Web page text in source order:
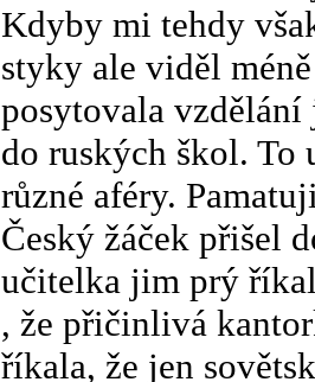
Kdyby mi tehdy
styky ale viděl
posytovala
do ruských škol. To
různé aféry.
Český žáček přišel
učitelka jim prý
, že přičinlivá
říkala, že jen